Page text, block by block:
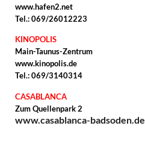
www.hafen2.net
Tel.: 069/26012223
KINOPOLIS
Main-Taunus-Zentrum
www.kinopolis.de
Tel.: 069/3140314
CASABLANCA
Zum Quellenpark 2
www.casablanca-badsoden.de